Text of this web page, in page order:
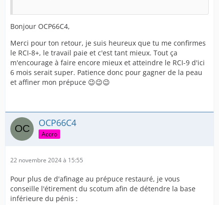
Bonjour OCP66C4,
Merci pour ton retour, je suis heureux que tu me confirmes
le RCI-8+, le travail paie et c'est tant mieux. Tout ça
m'encourage à faire encore mieux et atteindre le RCI-9 d'ici
6 mois serait super. Patience donc pour gagner de la peau
et affiner mon prépuce 😉😉😉
OCP66C4
Accro
22 novembre 2024 à 15:55
Pour plus de d'afinage au prépuce restauré, je vous
conseille l'étirement du scotum afin de détendre la base
inférieure du pénis :